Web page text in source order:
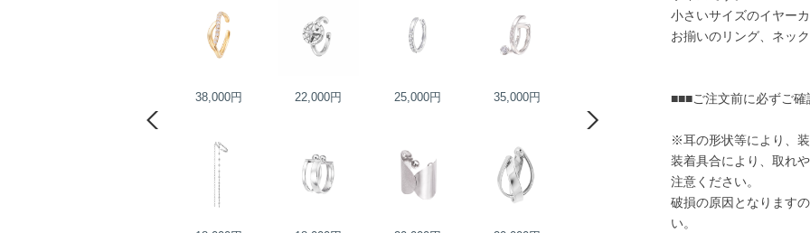
38,000円 22,000円 25,000円 35,000円 22,000円 22,000円
小さいサイズのイヤー
お揃いのリング、ネッ
■■■ご注文前に必ずご
※耳の形状等により、
装着具合により、取れ
注意ください。
破損の原因となります
い。